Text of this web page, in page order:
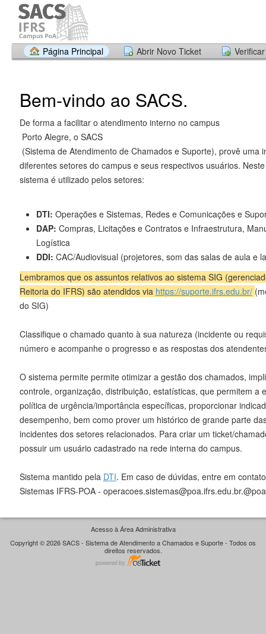
Página Principal Abrir Novo Ticket
Bem-vindo ao SACS.
De forma a facilitar o atendimento interno no campus
Porto Alegre, o SACS
(Sistema de Atendimento de Chamados e Suporte), provê uma
diferentes setores do campus e seus respectivos usuários.
sistema é utilizado pelos setores:
DTI: Operações e Sistemas, Redes e Comunicações e
DAP: Compras, Licitações e Contratos e Infraestrutura,
Logística
DDI: CAC/Audiovisual (projetores, som das salas de aula e
Lembramos que os assuntos relativos ao sistema SIG
Reitoria do IFRS) são atendidos via https://suporte.ifrs.edu.br/
do SIG)
Classifique o chamado quanto à sua natureza (incidente ou
número e acompanhe o progresso e as respostas dos
O sistema permite permite otimizar a gestão dos chamados,
controle, organização, distribuição, estatísticas, que permitem a
política de urgência/importância específicas, proporcionar
desempenho, bem como prover um histórico de grande parte
incidentes dos setores relacionados. Para criar um ticket/
possuir um usuário cadastrado na rede interna do campus.
Sistema mantido pela DTI. Em caso de dúvidas, entre em
Sistemas IFRS-POA -
Acesso à Área Administrativa
Copyright © 2026 SACS - Sistema de Atendimento a Chamados e Suporte - Todos os
direitos reservados.